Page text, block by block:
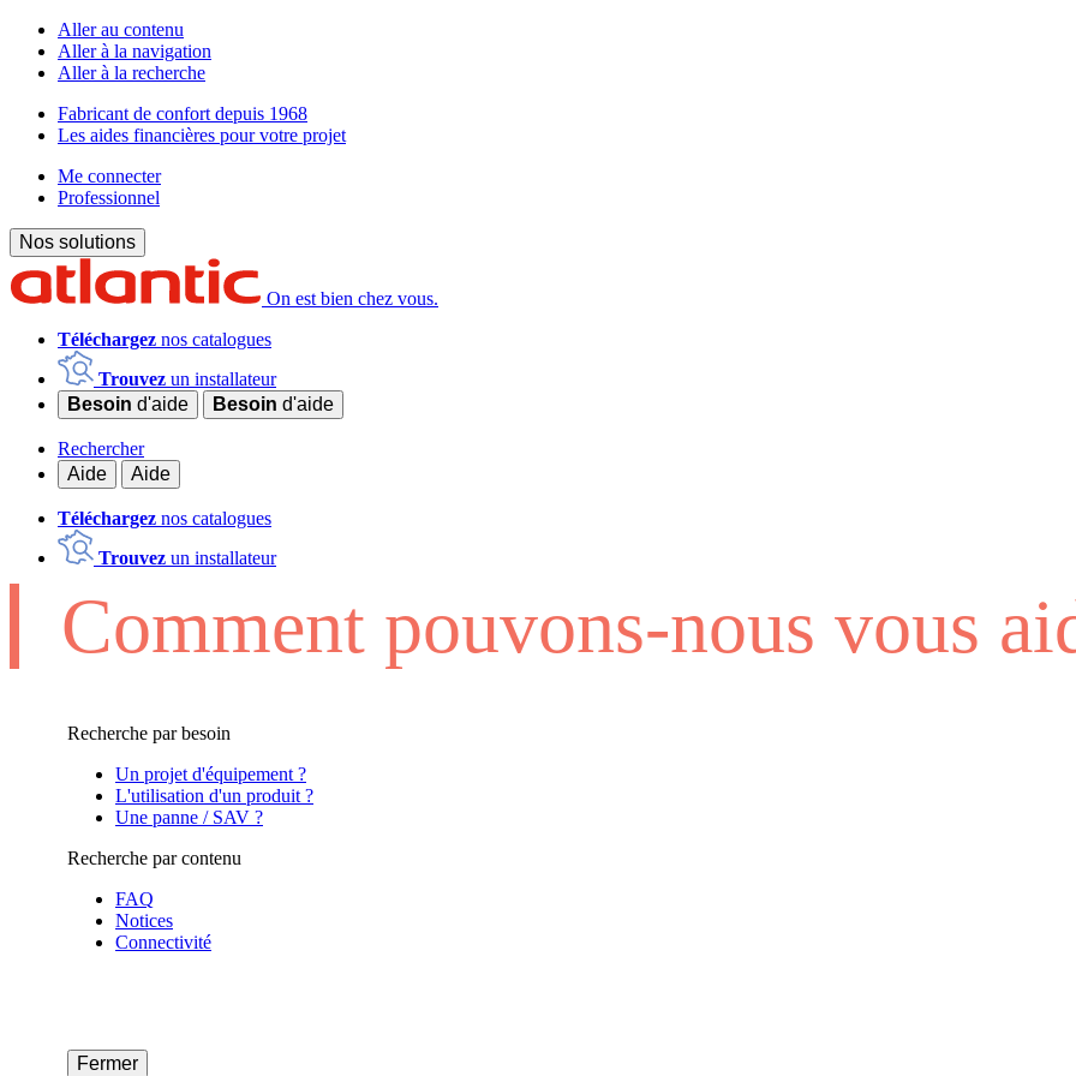
Aller au contenu
Aller à la navigation
Aller à la recherche
Fabricant de confort depuis 1968
Les aides financières pour votre projet
Me connecter
Professionnel
Nos solutions
On est bien chez vous.
Téléchargez nos catalogues
Trouvez un installateur
Besoin d'aide Besoin d'aide
Rechercher
Aide
Aide
Téléchargez nos catalogues
Trouvez un installateur
Comment pouvons-nous vous
Recherche par besoin
Un projet d'équipement ?
L'utilisation d'un produit ?
Une panne / SAV ?
Recherche par contenu
FAQ
Notices
Connectivité
Fermer